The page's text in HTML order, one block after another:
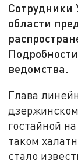
Сотрудники
области
ведомства.
Глава
гостайной
таком
стало